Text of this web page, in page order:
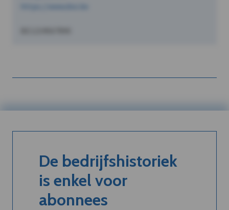
De bedrijfshistoriek
is enkel voor
abonnees